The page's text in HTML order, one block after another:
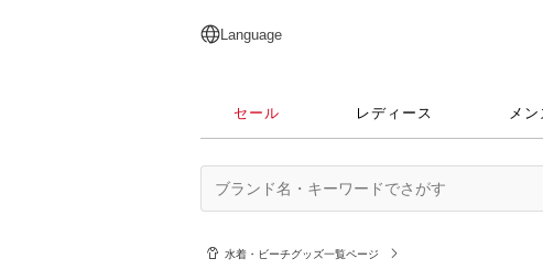
日本語
English
简体中文
繁體中文
Language
セール レディース メン
水着・ビーチグッズ一覧ページ